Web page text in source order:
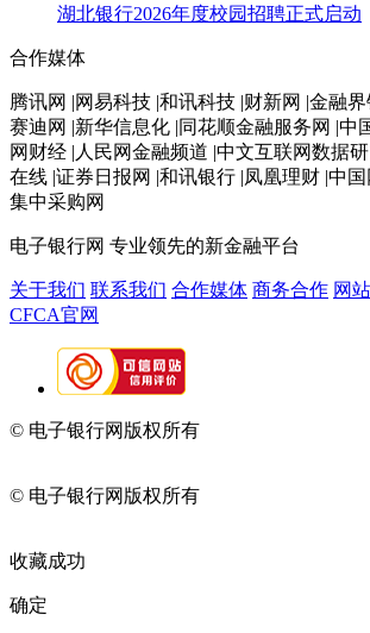
湖北银行2026年度校园招聘正式启动
合作媒体
腾讯网 |网易科技 |和讯科技 |财新网 |金融
赛迪网 |新华信息化 |同花顺金融服务网 |中
网财经 |人民网金融频道 |中文互联网数据
在线 |证券日报网 |和讯银行 |凤凰理财 |中
集中采购网
电子银行网 专业领先的新金融平台
关于我们 联系我们 合作媒体 商务合作 网
CFCA官网
© 电子银行网版权所有
© 电子银行网版权所有
收藏成功
确定